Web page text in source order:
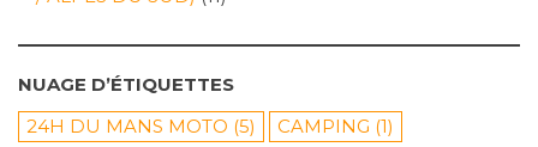
NUAGE D’ÉTIQUETTES
24H DU MANS MOTO (5) CAMPING (1)